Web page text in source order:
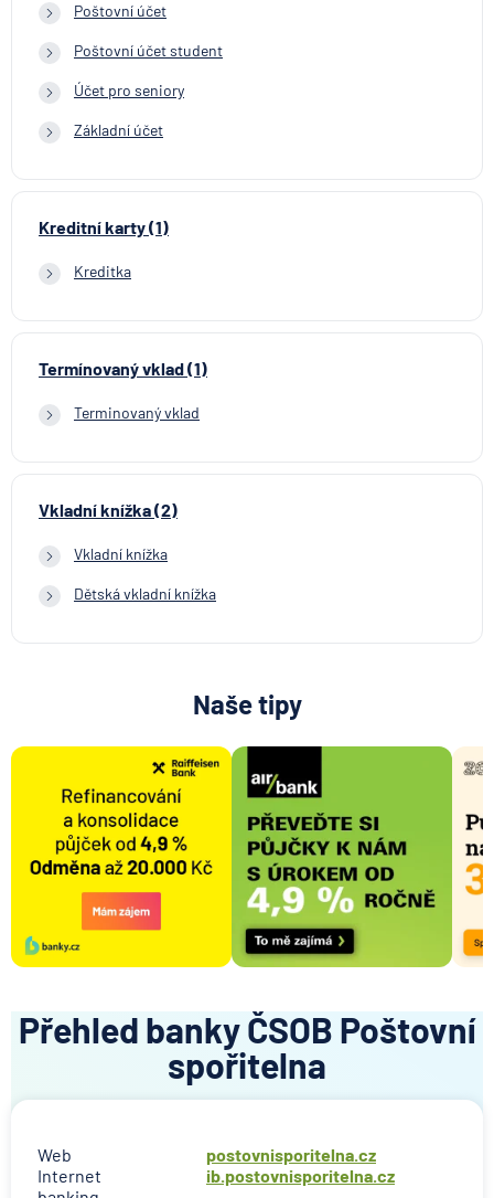
Poštovní účet
Poštovní účet student
Účet pro seniory
Základní účet
Kreditní karty (1)
Kreditka
Termínovaný vklad (1)
Terminovaný vklad
Vkladní knížka (2)
Vkladní knížka
Dětská vkladní knížka
Naše tipy
Přehled banky ČSOB Poštovní
spořitelna
Web
postovnisporitelna.cz
Internet
ib.postovnisporitelna.cz